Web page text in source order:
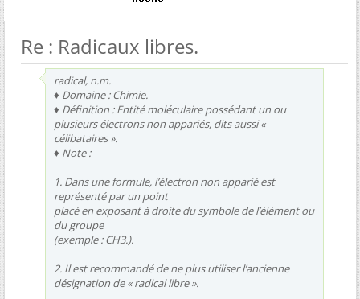
Re : Radicaux libres.
radical, n.m.
♦ Domaine : Chimie.
♦ Définition : Entité moléculaire possédant un ou
plusieurs électrons non appariés, dits aussi «
célibataires ».
♦ Note :
1. Dans une formule, l’électron non apparié est
représenté par un point
placé en exposant à droite du symbole de l’élément ou
du groupe
(exemple : CH3.).
2. Il est recommandé de ne plus utiliser l’ancienne
désignation de « radical libre ».